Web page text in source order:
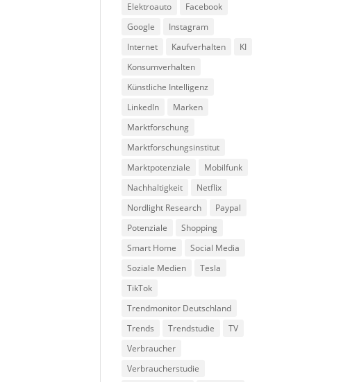
Elektroauto
Facebook
Google
Instagram
Internet
Kaufverhalten
KI
Konsumverhalten
Künstliche Intelligenz
LinkedIn
Marken
Marktforschung
Marktforschungsinstitut
Marktpotenziale
Mobilfunk
Nachhaltigkeit
Netflix
Nordlight Research
Paypal
Potenziale
Shopping
Smart Home
Social Media
Soziale Medien
Tesla
TikTok
Trendmonitor Deutschland
Trends
Trendstudie
TV
Verbraucher
Verbraucherstudie